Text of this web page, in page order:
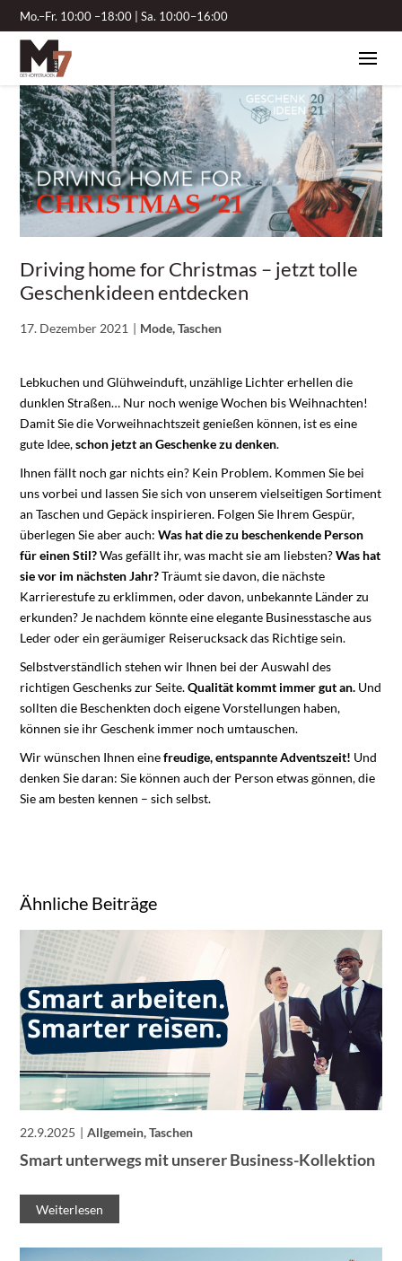
Mo.–Fr. 10:00 –18:00 | Sa. 10:00–16:00
Driving home for Christmas – jetzt tolle
Geschenkideen entdecken
17. Dezember 2021 Mode, Taschen
Lebkuchen und Glühweinduft, unzählige Lichter erhellen die
dunklen Straßen… Nur noch wenige Wochen bis Weihnachten!
Damit Sie die Vorweihnachtszeit genießen können, ist es eine
gute Idee,schon jetzt an Geschenke zu denken.
Ihnen fällt noch gar nichts ein? Kein Problem. Kommen Sie bei
uns vorbei und lassen Sie sich von unserem vielseitigen Sortiment
an Taschen und Gepäck inspirieren. Folgen Sie Ihrem Gespür,
überlegen Sie aber auch:Was hat die zu beschenkende Person
für einen Stil?Was gefällt ihr, was macht sie am liebsten?Was hat
sie vor im nächsten Jahr?Träumt sie davon, die nächste
Karrierestufe zu erklimmen, oder davon, unbekannte Länder zu
erkunden? Je nachdem könnte eine elegante Businesstasche aus
Leder oder ein geräumiger Reiserucksack das Richtige sein.
Selbstverständlich stehen wir Ihnen bei der Auswahl des
richtigen Geschenks zur Seite.Qualität kommt immer gut an. Und
sollten die Beschenkten doch eigene Vorstellungen haben,
können sie ihr Geschenk immer noch umtauschen.
Wir wünschen Ihnen einefreudige, entspannte Adventszeit! Und
denken Sie daran: Sie können auch der Person etwas gönnen, die
Sie am besten kennen – ​​sich selbst.
Ähnliche Beiträge
22.9.2025 Allgemein, Taschen
Smart unterwegs mit unserer Business-Kollektion
Weiterlesen